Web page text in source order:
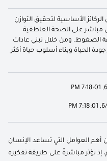
الأساسية لتحقيق التوازن
مباشر على الصحة العاطفية
الضغوط. ومن خلال تبني عادات
الحياة وبناء أسلوب حياة أكثر
6/
أهم العوامل التي تساعد الإنسان
إذ تؤثر مباشرةً على طريقة تفكيره